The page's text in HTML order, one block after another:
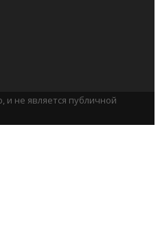
не является публичной